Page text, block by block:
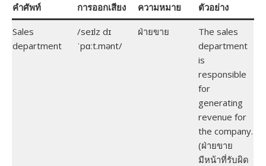
คำศัพท์ การออกเสียง ความหมาย ตัวอย่าง
Sales
department
/seɪlz dɪ
ˈpɑːt.mənt/
ฝ่ายขาย
The sales
department
is
responsible
for
generating
revenue for
the company.
(ฝ่ายขาย
มีหน้าที่รับผิด